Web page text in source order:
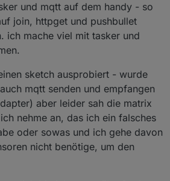
und mqtt auf dem handy - so
join, httpget und pushbullet
ich mache viel mit tasker und
sketch ausprobiert - wurde
mqtt senden und empfangen
aber leider sah die matrix
nehme an, das ich ein falsches
oder sowas und ich gehe davon
nicht benötige, um den